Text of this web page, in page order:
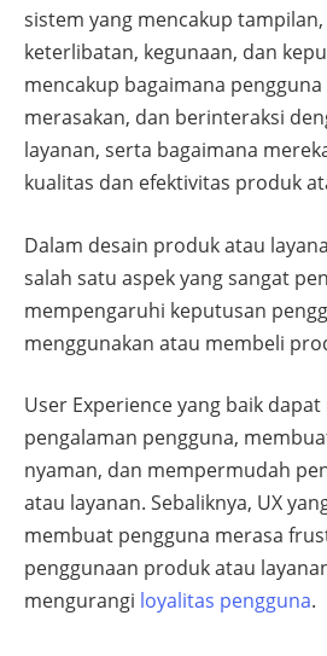
sistem yang mencakup
keterlibatan, kegunaan, dan
mencakup bagaimana
merasakan, dan berinteraksi
layanan, serta bagaimana
kualitas dan efektivitas produk
Dalam desain produk atau
salah satu aspek yang sangat
mempengaruhi keputusan
menggunakan atau membeli
User Experience yang baik
pengalaman pengguna,
nyaman, dan mempermudah
atau layanan. Sebaliknya, UX
membuat pengguna merasa
penggunaan produk atau
mengurangi loyalitas pengguna.